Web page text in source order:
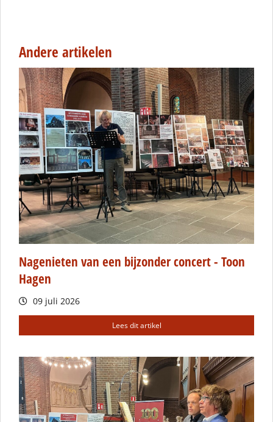
Andere artikelen
Nagenieten van een bijzonder concert - Toon
Hagen
09 juli 2026
Lees dit artikel